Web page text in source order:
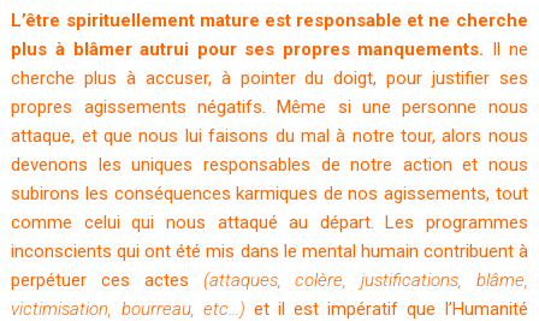
L’être spirituellement mature est responsable et ne cherche
plus à blâmer autrui pour ses propres manquements. Il ne
cherche plus à accuser, à pointer du doigt, pour justifier ses
propres agissements négatifs. Même si une personne nous
attaque, et que nous lui faisons du mal à notre tour, alors nous
devenons les uniques responsables de notre action et nous
subirons les conséquences karmiques de nos agissements, tout
comme celui qui nous attaqué au départ. Les programmes
inconscients qui ont été mis dans le mental humain contribuent à
perpétuer ces actes (attaques, colère, justifications, blâme,
victimisation, bourreau, etc…) et il est impératif que l’Humanité